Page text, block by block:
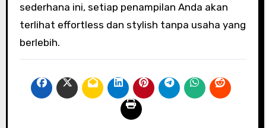
sederhana ini, setiap penampilan Anda akan
terlihat effortless dan stylish tanpa usaha yang
berlebih.